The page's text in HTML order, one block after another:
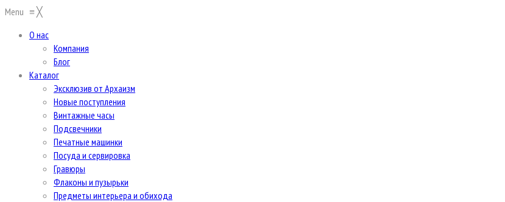
Menu ≡╳
О нас
Компания
Блог
Каталог
Эксклюзив от Архаизм
Новые поступления
Винтажные часы
Подсвечники
Печатные машинки
Посуда и сервировка
Гравюры
Флаконы и пузырьки
Предметы интерьера и обихода